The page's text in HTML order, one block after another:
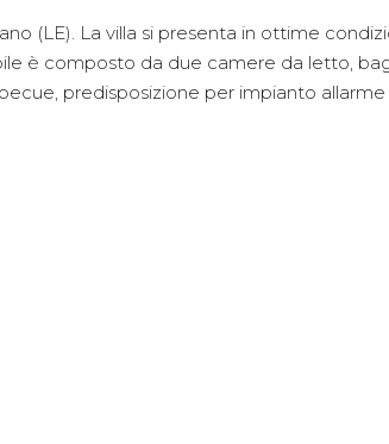
(LE). La villa si presenta in ottime
è composto da due camere da letto,
predisposizione per impianto allarme